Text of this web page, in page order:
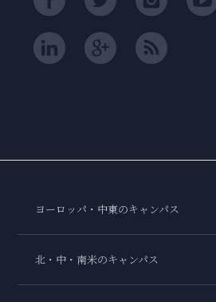
ヨーロッパ・中東のキャンパス
北・中・南米のキャンパス